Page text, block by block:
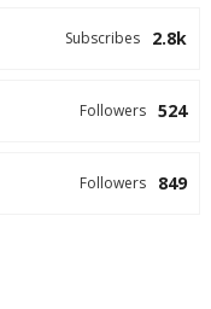
2.8k
Subscribes
524
Followers
849
Followers